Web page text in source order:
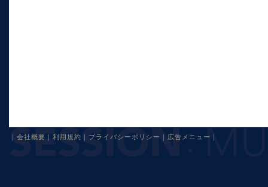
会社概要 利用規約 プライバシーポリシー 広告メニュー